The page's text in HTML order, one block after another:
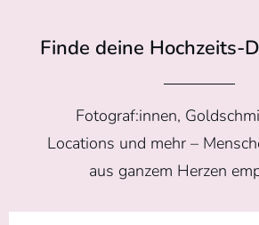
Finde deine Hochzeits-
Fotograf:innen,
Locations und mehr –
aus ganzem Herzen